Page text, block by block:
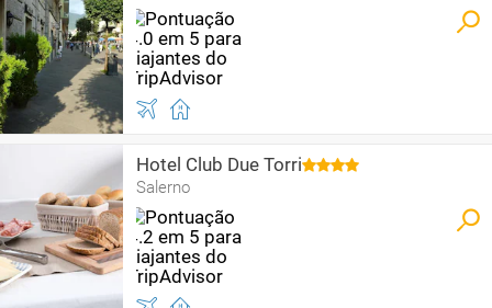
Hotel Club Due Torri
Salerno